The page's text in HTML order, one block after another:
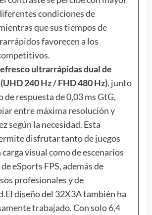
condiciones de
que sus tiempos de
favorecen a los
ultrarrápidas dual de
240 Hz / FHD 480 Hz), junto
de respuesta de 0,03 ms GtG,
entre máxima resolución y
según la necesidad. Esta
disfrutar tanto de juegos
visual como de escenarios
eSports FPS, además de
profesionales y de
diseño del 32X3A también ha
trabajado. Con solo 6,4